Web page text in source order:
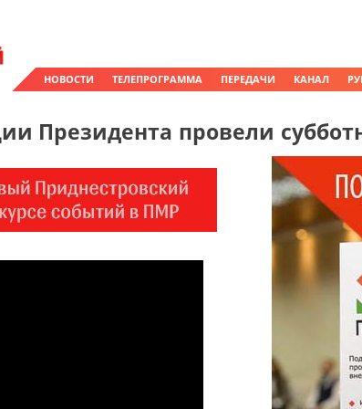
НОВОСТИ ТЕЛЕПРОГРАММА ПЕРЕДАЧИ КАНАЛ
Президента провели